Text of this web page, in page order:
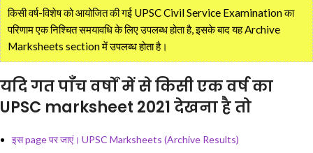
किसी वर्ष-विशेष को आयोजित की गई UPSC Civil Service Examination का
परिणाम एक निश्चित समयावधि के लिए उपलब्ध होता है, इसके बाद यह Archive
Marksheets section में उपलब्ध होता है।
यदि गत पाँच वर्षों में से किसी एक वर्ष का
UPSC marksheet 2021 देखना है तो
इस page पर जाएं। UPSC Marksheets (Archive Results)